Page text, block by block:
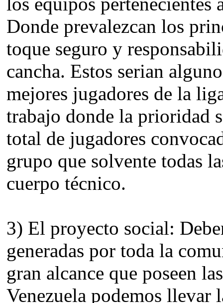
Donde prevalezcan los
toque seguro y
cancha. Estos serian
mejores jugadores de la
trabajo donde la prioridad
total de jugadores
grupo que solvente todas
cuerpo técnico.
3) El proyecto social:
generadas por toda la
gran alcance que poseen
Venezuela podemos llevar